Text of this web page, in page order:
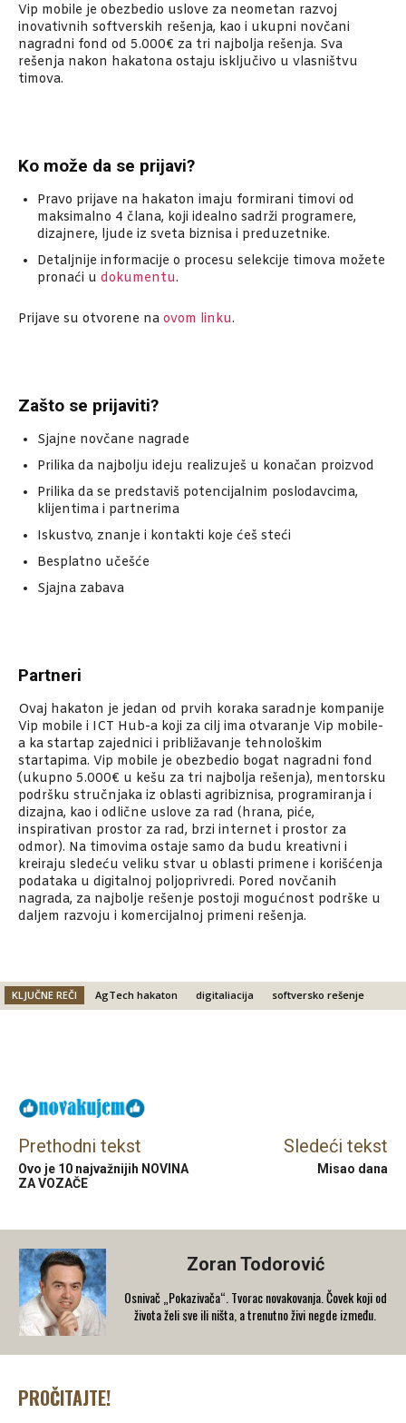
Vip mobile je obezbedio uslove za neometan razvoj
inovativnih softverskih rešenja, kao i ukupni novčani
nagradni fond od 5.000€ za tri najbolja rešenja. Sva
rešenja nakon hakatona ostaju isključivo u vlasništvu
timova.
Ko može da se prijavi?
Pravo prijave na hakaton imaju formirani timovi od
maksimalno 4 člana, koji idealno sadrži programere,
dizajnere, ljude iz sveta biznisa i preduzetnike.
Detaljnije informacije o procesu selekcije timova možete
pronaći u dokumentu.
Prijave su otvorene na ovom linku.
Zašto se prijaviti?
Sjajne novčane nagrade
Prilika da najbolju ideju realizuješ u konačan proizvod
Prilika da se predstaviš potencijalnim poslodavcima,
klijentima i partnerima
Iskustvo, znanje i kontakti koje ćeš steći
Besplatno učešće
Sjajna zabava
Partneri
Ovaj hakaton je jedan od prvih koraka saradnje kompanije
Vip mobile i ICT Hub-a koji za cilj ima otvaranje Vip mobile-
a ka startap zajednici i približavanje tehnološkim
startapima. Vip mobile je obezbedio bogat nagradni fond
(ukupno 5.000€ u kešu za tri najbolja rešenja), mentorsku
podršku stručnjaka iz oblasti agribiznisa, programiranja i
dizajna, kao i odlične uslove za rad (hrana, piće,
inspirativan prostor za rad, brzi internet i prostor za
odmor). Na timovima ostaje samo da budu kreativni i
kreiraju sledeću veliku stvar u oblasti primene i korišćenja
podataka u digitalnoj poljoprivredi. Pored novčanih
nagrada, za najbolje rešenje postoji mogućnost podrške u
daljem razvoju i komercijalnoj primeni rešenja.
KLJUČNE REČI AgTech hakaton digitaliacija softversko rešenje
Prethodni tekst
Ovo je 10 najvažnijih NOVINA
ZA VOZAČE
Sledeći tekst
Misao dana
Zoran Todorović
Osnivač „Pokazivača“. Tvorac novakovanja. Čovek koji od
života želi sve ili ništa, a trenutno živi negde između.
PROČITAJTE!